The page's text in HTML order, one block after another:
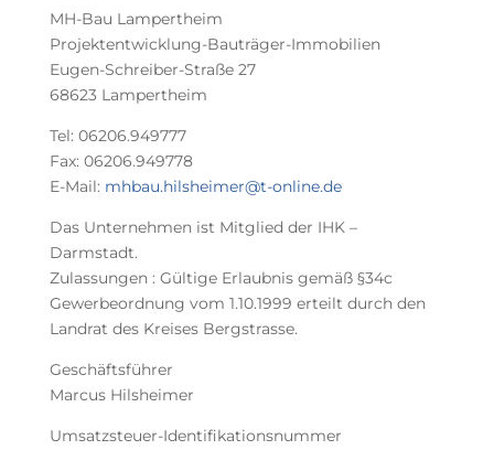
MH-Bau Lampertheim
Projektentwicklung-Bauträger-Immobilien
Eugen-Schreiber-Straße 27
68623 Lampertheim
Tel: 06206.949777
Fax: 06206.949778
E-Mail: mhbau.hilsheimer@t-online.de
Das Unternehmen ist Mitglied der IHK –
Darmstadt.
Zulassungen : Gültige Erlaubnis gemäß §34c
Gewerbeordnung vom 1.10.1999 erteilt durch den
Landrat des Kreises Bergstrasse.
Geschäftsführer
Marcus Hilsheimer
Umsatzsteuer-Identifikationsnummer